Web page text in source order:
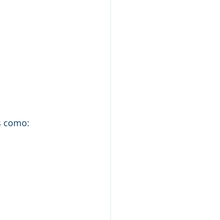
como: